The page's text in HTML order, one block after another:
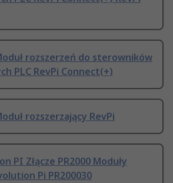
rozszerzeń do sterowników
PLC RevPi Connect(+)
rozszerzający RevPi
PI Złącze PR2000 Moduły
Pi PR200030